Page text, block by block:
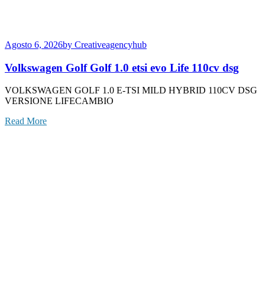
Agosto 6, 2026by Creativeagencyhub
Volkswagen Golf Golf 1.0 etsi evo Life 110cv dsg
VOLKSWAGEN GOLF 1.0 E-TSI MILD HYBRID 110CV DSG
VERSIONE LIFECAMBIO
Read More